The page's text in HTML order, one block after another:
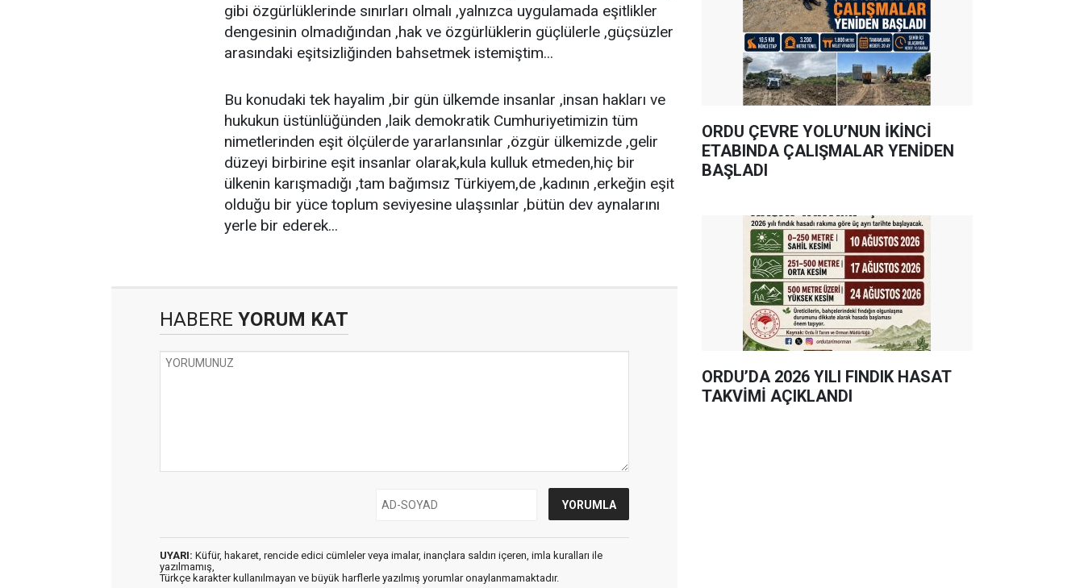
gibi özgürlüklerinde sınırları olmalı ,yalnızca uygulamada eşitlikler
dengesinin olmadığından ,hak ve özgürlüklerin güçlülerle ,güçsüzler
arasındaki eşitsizliğinden bahsetmek istemiştim...
Bu konudaki tek hayalim ,bir gün ülkemde insanlar ,insan hakları ve
hukukun üstünlüğünden ,laik demokratik Cumhuriyetimizin tüm
nimetlerinden eşit ölçülerde yararlansınlar ,özgür ülkemizde ,gelir
düzeyi birbirine eşit insanlar olarak,kula kulluk etmeden,hiç bir
ülkenin karışmadığı ,tam bağımsız Türkiyem,de ,kadının ,erkeğin eşit
olduğu bir yüce toplum seviyesine ulaşsınlar ,bütün dev aynalarını
yerle bir ederek...
HABERE YORUM KAT
UYARI: Küfür, hakaret, rencide edici cümleler veya imalar, inançlara saldırı içeren, imla kuralları ile
yazılmamış,
Türkçe karakter kullanılmayan ve büyük harflerle yazılmış yorumlar onaylanmamaktadır.
ORDU ÇEVRE YOLU’NUN İKİNCİ
ETABINDA ÇALIŞMALAR YENİDEN
BAŞLADI
ORDU’DA 2026 YILI FINDIK HASAT
TAKVİMİ AÇIKLANDI